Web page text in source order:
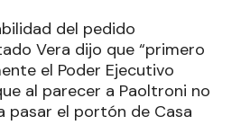
del pedido
Vera dijo que “primero
el Poder Ejecutivo
al parecer a Paoltroni no
pasar el portón de Casa